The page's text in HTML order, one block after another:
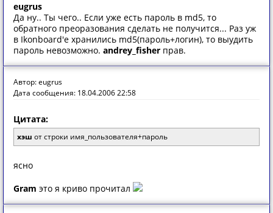
eugrus
Да ну.. Ты чего.. Если уже есть пароль в md5, то
обратного преоразования сделать не получится... Раз уж
в Ikonboard'e хранились md5(пароль+логин), то выудить
пароль невозможно. andrey_fisher прав.
Автор: eugrus
Дата сообщения: 18.04.2006 22:58
Цитата:
хэш от строки имя_пользователя+пароль
ясно
Gram это я криво прочитал